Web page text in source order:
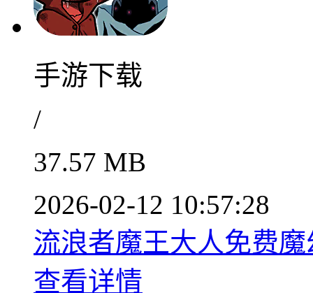
手游下载
/
37.57 MB
2026-02-12 10:57:28
流浪者魔王大人免费
查看详情